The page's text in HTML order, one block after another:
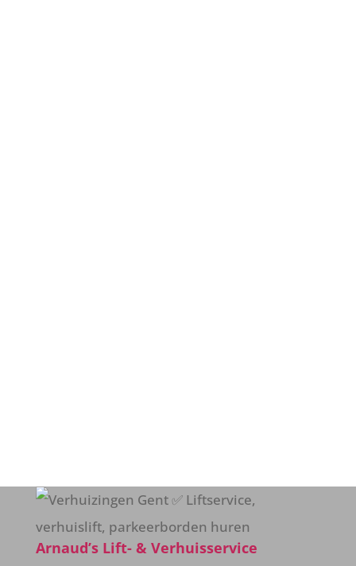
Arnaud’s Lift- & Verhuisservice